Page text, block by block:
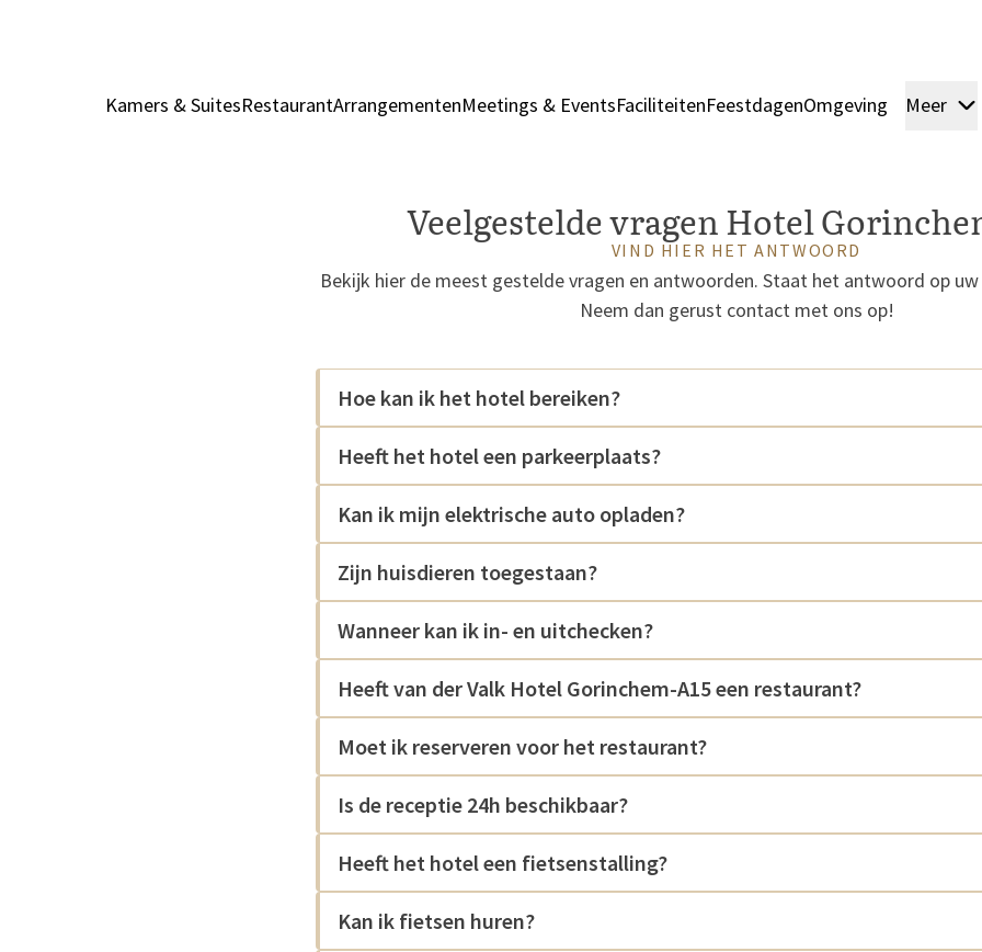
Kamers & SuitesRestaurantArrangementenMeetings & EventsFaciliteitenFeestdagenOmgeving Meer
Veelgestelde vragen Hotel
VIND HIER HET ANTWOORD
Bekijk hier de meest gestelde vragen en antwoorden. Staat het antwoord op
Neem dan gerust contact met ons op!
Hoe kan ik het hotel bereiken?
Heeft het hotel een parkeerplaats?
Kan ik mijn elektrische auto opladen?
Zijn huisdieren toegestaan?
Wanneer kan ik in- en uitchecken?
Heeft van der Valk Hotel Gorinchem-A15 een restaurant?
Moet ik reserveren voor het restaurant?
Is de receptie 24h beschikbaar?
Heeft het hotel een fietsenstalling?
Kan ik fietsen huren?